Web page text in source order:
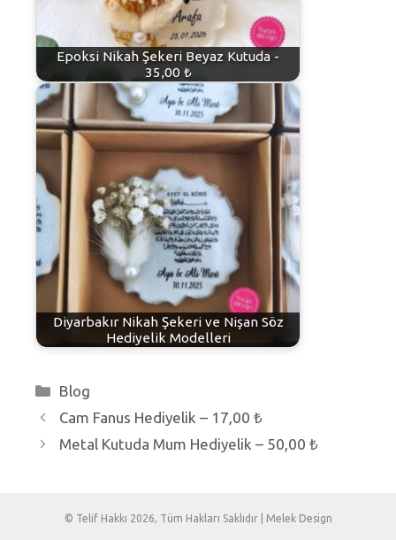
Epoksi Nikah Şekeri Beyaz Kutuda -
35,00 ₺
Diyarbakır Nikah Şekeri ve Nişan Söz
Hediyelik Modelleri
Kategoriler
Blog
Cam Fanus Hediyelik – 17,00 ₺
Metal Kutuda Mum Hediyelik – 50,00 ₺
© Telif Hakkı 2026, Tüm Hakları Saklıdır | Melek Design